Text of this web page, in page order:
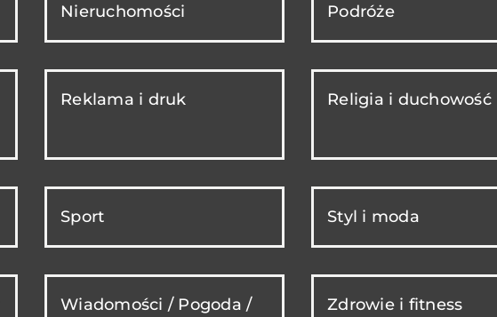
Nieruchomości Podróże
Reklama i druk Religia i duchowość
Sport Styl i moda
Wiadomości / Pogoda / Zdrowie i fitness